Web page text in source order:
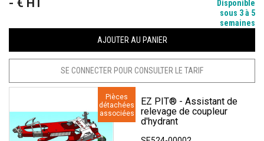
Prix
- € HT
Disponible
sous 3 à 5
semaines
AJOUTER AU PANIER
SE CONNECTER POUR CONSULTER LE TARIF
Pièces
détachées
associées
EZ PIT® - Assistant de
relevage de coupleur
d'hydrant